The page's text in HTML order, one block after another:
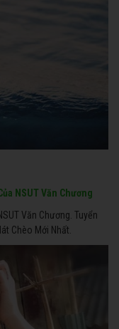
NSUT Văn Chương
Văn Chương. Tuyển
Chèo Mới Nhất.